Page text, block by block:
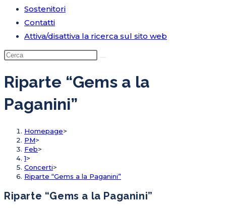
Sostenitori
Contatti
Attiva/disattiva la ricerca sul sito web
Riparte “Gems a la
Paganini”
Homepage>
PM>
Feb>
1>
Concerti>
Riparte “Gems a la Paganini”
Riparte “Gems a la Paganini”